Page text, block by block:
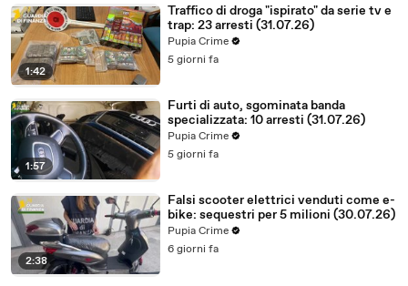
1:42
Traffico di droga "ispirato" da serie tv e
trap: 23 arresti (31.07.26)
Pupia Crime
5 giorni fa
1:57
Furti di auto, sgominata banda
specializzata: 10 arresti (31.07.26)
Pupia Crime
5 giorni fa
2:38
Falsi scooter elettrici venduti come e-
bike: sequestri per 5 milioni (30.07.26)
Pupia Crime
6 giorni fa